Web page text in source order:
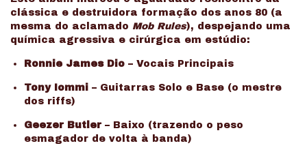
clássica e destruidora formação dos anos 80 (a
mesma do aclamado Mob Rules), despejando uma
química agressiva e cirúrgica em estúdio:
Ronnie James Dio – Vocais Principais
Tony Iommi – Guitarras Solo e Base (o mestre
dos riffs)
Geezer Butler – Baixo (trazendo o peso
esmagador de volta à banda)